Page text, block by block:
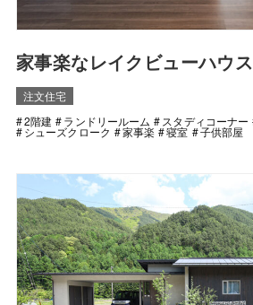
家事楽なレイクビューハウス
注文住宅
2階建
ランドリールーム スタディコーナー
シューズクローク 家事楽 寝室 子供部屋